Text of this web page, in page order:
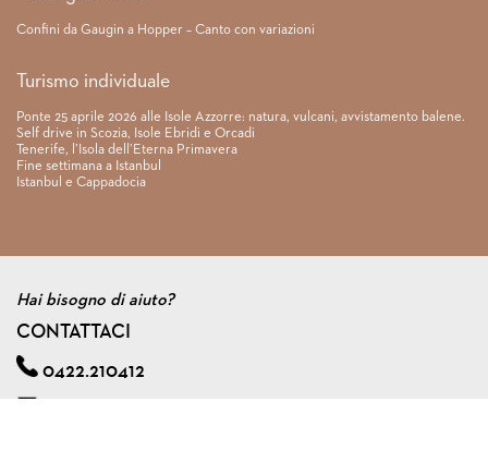
Confini da Gaugin a Hopper – Canto con variazioni
Turismo individuale
Ponte 25 aprile 2026 alle Isole Azzorre: natura, vulcani, avvistamento balene.
Self drive in Scozia, Isole Ebridi e Orcadi
Tenerife, l’Isola dell’Eterna Primavera
Fine settimana a Istanbul
Istanbul e Cappadocia
Hai bisogno di aiuto?
CONTATTACI
0422.210412